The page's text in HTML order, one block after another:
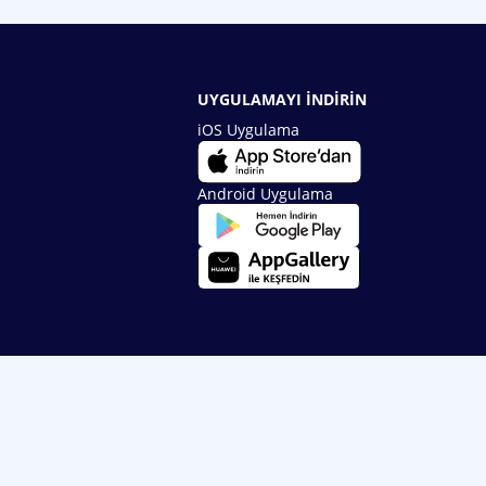
UYGULAMAYI İNDİRİN
iOS Uygulama
Android Uygulama